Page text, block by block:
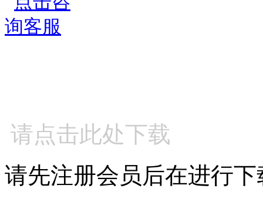
请点击此处下载
请先注册会员后在进行下